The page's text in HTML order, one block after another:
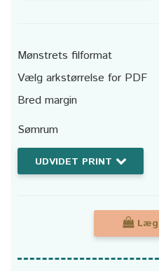
Mønstrets filformat
Vælg arkstørrelse for PDF
Bred margin
Sømrum
UDVIDET PRINT
Læg